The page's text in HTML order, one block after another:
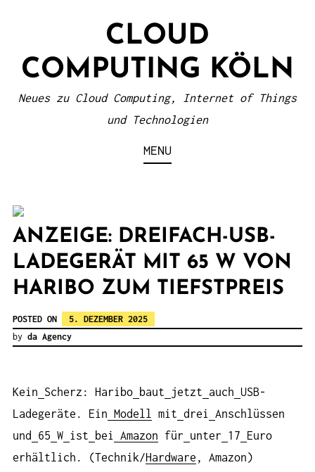
CLOUD
COMPUTING KÖLN
Neues zu Cloud Computing, Internet of Things
und Technologien
MENU
ANZEIGE: DREIFACH-USB-
LADEGERÄT MIT 65 W VON
HARIBO ZUM TIEFSTPREIS
POSTED ON
5. DEZEMBER 2025
by da Agency
Kein Scherz: Haribo baut jetzt auch USB-
Ladegeräte. Ein Modell mit drei
Anschlüssen
und
65 W ist bei Amazon für unter 17
Euro
erhältlich. (Technik/Hardware , Amazon)